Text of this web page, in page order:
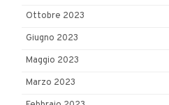
Ottobre 2023
Giugno 2023
Maggio 2023
Marzo 2023